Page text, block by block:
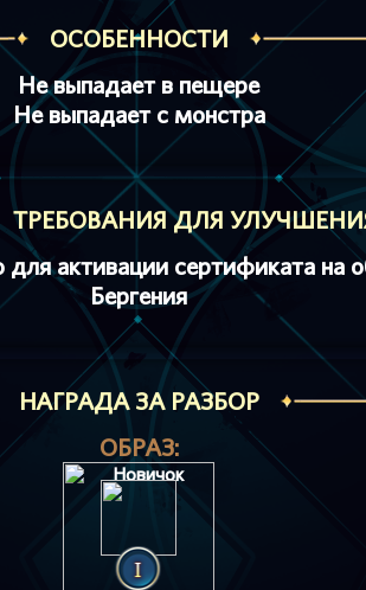
ОСОБЕННОСТИ
Не выпадает в пещере
Не выпадает с монстра
ТРЕБОВАНИЯ ДЛЯ
активации сертификата на
Бергения
НАГРАДА ЗА РАЗБОР
ОБРАЗ: